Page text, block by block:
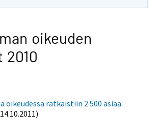
oikeuden
2010
oikeudessa ratkaistiin 2 500 asiaa